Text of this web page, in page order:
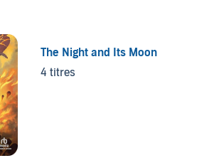
The Night and Its Moon
4 titres